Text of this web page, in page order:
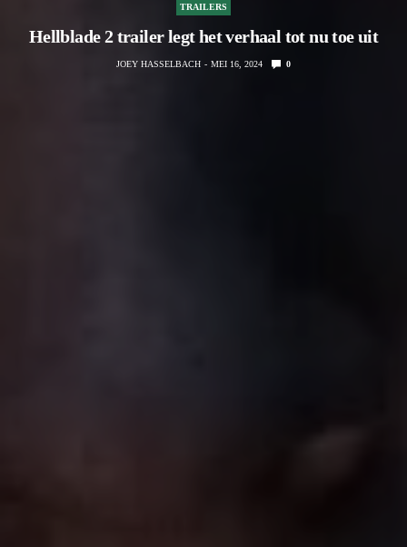
TRAILERS
Hellblade 2 trailer legt het verhaal tot nu toe uit
JOEY HASSELBACH MEI 16, 2024 0